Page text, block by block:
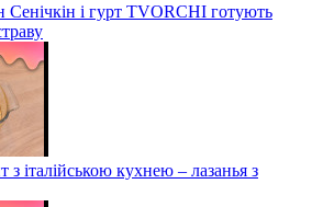
Сенічкін і гурт TVORCHI готують
італійською кухнею – лазанья з